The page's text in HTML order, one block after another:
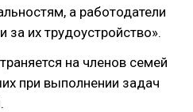
а работодатели
за их трудоустройство».
на членов семей
при выполнении задач